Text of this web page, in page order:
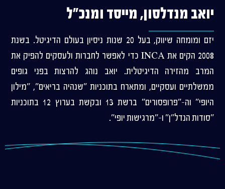
יואב מנדלסון, מייסד ומנכ"ל
יזם ומומחה שיווק, בעל 20 שנות ניסיון בעולם הדיגיטל. בשנת
2008 הקים את INCA כדי לאפשר לחברות ולעסקים להפיק את
המרב מהזירה הדיגיטלית. יואב נוהג להרצות בפני גופים
ממשלתיים ועסקיים, ומתארח בתוכניות "שנהיה בריאים", "מילון
היופי" וה-"פרופסורים" ברשת 13 ובקשת בערוץ 12 בתוכניות
"סודות הנדל"ן" ו-"מרגישות יופי".